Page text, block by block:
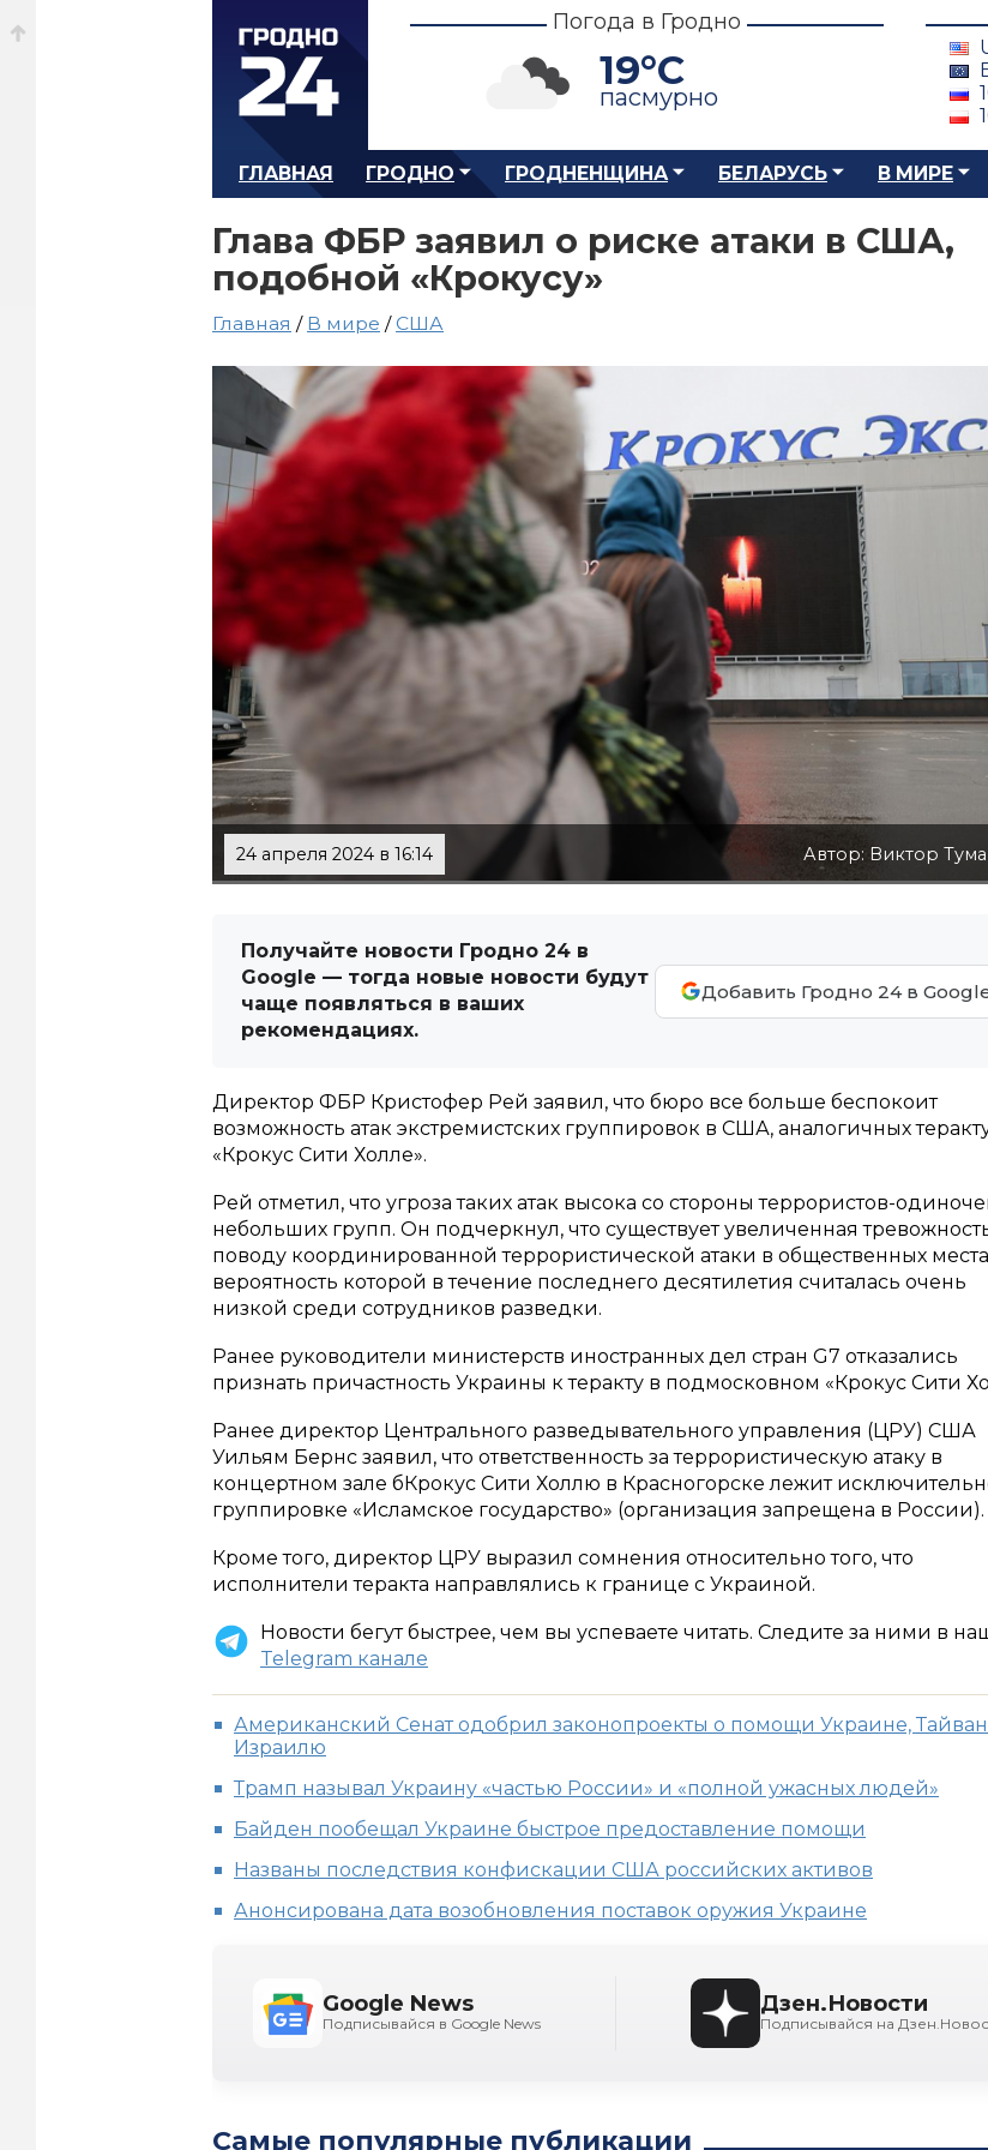
Погода в Гродно
19°C
пасмурно
ГЛАВНАЯ ГРОДНО ГРОДНЕНЩИНА БЕЛАРУСЬ В МИРЕ
Глава ФБР заявил о риске атаки в США,
подобной «Крокусу»
Главная / В мире /США
24 апреля 2024 в 16:14 Автор: Виктор
Получайте новости Гродно 24 в
Google — тогда новые новости будут
чаще появляться в ваших
рекомендациях.
Добавить Гродно 24 в
Директор ФБР Кристофер Рей заявил, что бюро все больше беспокоит
возможность атак экстремистских группировок в США, аналогичных
«Крокус Сити Холле».
Рей отметил, что угроза таких атак высока со стороны террористов-
небольших групп. Он подчеркнул, что существует увеличенная
поводу координированной террористической атаки в общественных
вероятность которой в течение последнего десятилетия считалась очень
низкой среди сотрудников разведки.
Ранее руководители министерств иностранных дел стран G7 отказались
признать причастность Украины к теракту в подмосковном «Крокус Сити
Ранее директор Центрального разведывательного управления (ЦРУ) США
Уильям Бернс заявил, что ответственность за террористическую атаку в
концертном зале бКрокус Сити Холлю в Красногорске лежит
группировке «Исламское государство» (организация запрещена в России).
Кроме того, директор ЦРУ выразил сомнения относительно того, что
исполнители теракта направлялись к границе с Украиной.
Новости бегут быстрее, чем вы успеваете читать. Следите за ними в
Telegram канале
Американский Сенат одобрил законопроекты о помощи Украине,
Израилю
Трамп называл Украину «частью России» и «полной ужасных людей»
Байден пообещал Украине быстрое предоставление помощи
Названы последствия конфискации США российских активов
Анонсирована дата возобновления поставок оружия Украине
Google News
Подписывайся в Google News
Дзен.Новости
Подписывайся на
Самые популярные публикации